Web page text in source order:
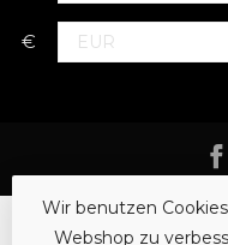
€
Wir benutzen
Webshop zu